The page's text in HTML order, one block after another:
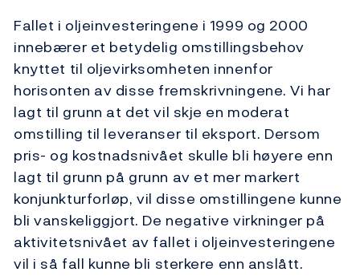
Fallet i oljeinvesteringene i 1999 og 2000
innebærer et betydelig omstillingsbehov
knyttet til oljevirksomheten innenfor
horisonten av disse fremskrivningene. Vi har
lagt til grunn at det vil skje en moderat
omstilling til leveranser til eksport. Dersom
pris- og kostnadsnivået skulle bli høyere enn
lagt til grunn på grunn av et mer markert
konjunkturforløp, vil disse omstillingene kunne
bli vanskeliggjort. De negative virkninger på
aktivitetsnivået av fallet i oljeinvesteringene
vil i så fall kunne bli sterkere enn anslått.